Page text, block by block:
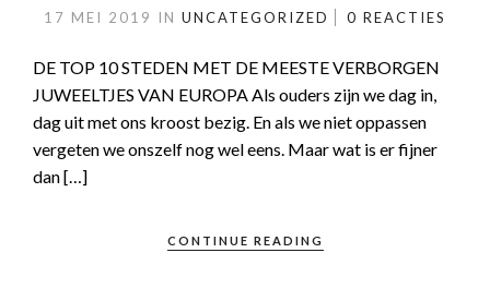
17 MEI 2019 IN UNCATEGORIZED 0 REACTIES
DE TOP 10 STEDEN MET DE MEESTE VERBORGEN
JUWEELTJES VAN EUROPA Als ouders zijn we dag in,
dag uit met ons kroost bezig. En als we niet oppassen
vergeten we onszelf nog wel eens. Maar wat is er fijner
dan […]
CONTINUE READING